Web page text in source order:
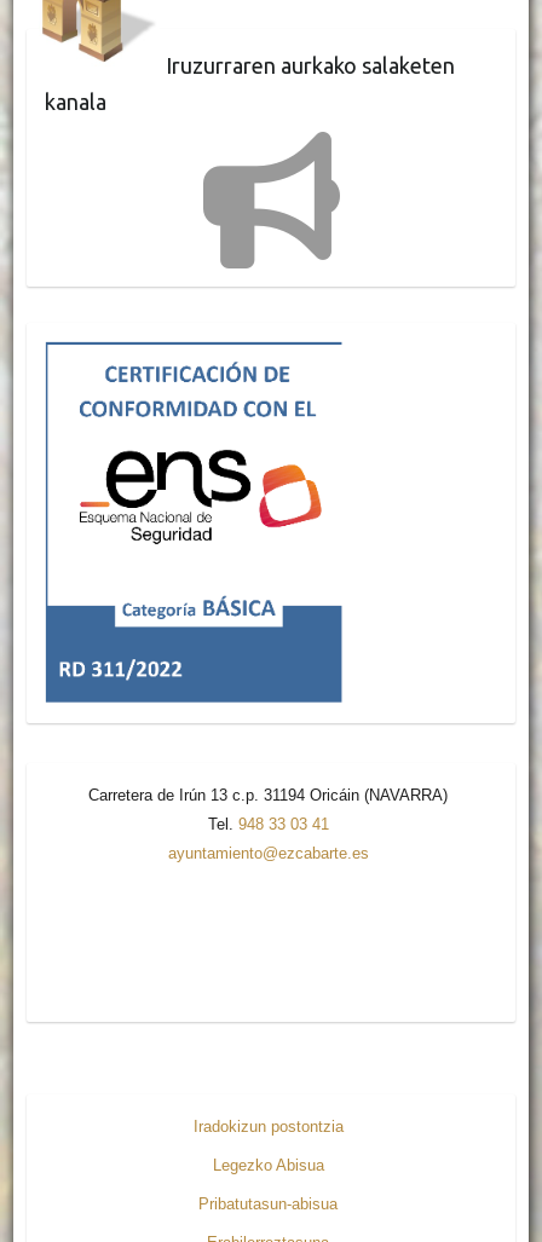
Iruzurraren aurkako salaketen
kanala
Carretera de Irún 13 c.p. 31194 Oricáin (NAVARRA)
Tel. 948 33 03 41
ayuntamiento@ezcabarte.es
Iradokizun postontzia
Legezko Abisua
Pribatutasun-abisua